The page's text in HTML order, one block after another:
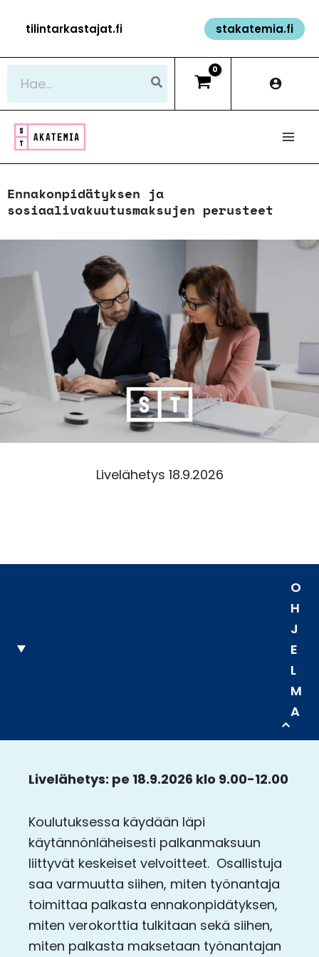
sisältöön
tilintarkastajat.fi stakatemia.fi
Ennakonpidätyksen ja
sosiaalivakuutusmaksujen perusteet
Livelähetys 18.9.2026
O
H
J
E
L
M
A
Livelähetys: pe 18.9.2026 klo 9.00-12.00
Koulutuksessa käydään läpi
käytännönläheisesti palkanmaksuun
liittyvät keskeiset velvoitteet. Osallistuja
saa varmuutta siihen, miten työnantaja
toimittaa palkasta ennakonpidätyksen,
miten verokorttia tulkitaan sekä siihen,
miten palkasta maksetaan työnantajan